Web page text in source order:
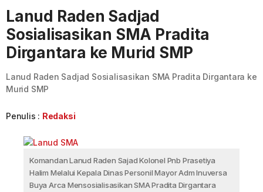
Lanud Raden Sadjad
Sosialisasikan SMA Pradita
Dirgantara ke Murid SMP
Lanud Raden Sadjad Sosialisasikan SMA Pradita Dirgantara ke
Murid SMP
Penulis : Redaksi
Komandan Lanud Raden Sajad Kolonel Pnb Prasetiya
Halim Melalui Kepala Dinas Personil Mayor Adm Inuversa
Buya Arca Mensosialisasikan SMA Pradita Dirgantara